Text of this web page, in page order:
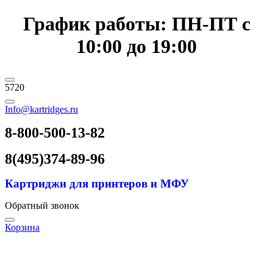
График работы: ПН-ПТ с
10:00 до 19:00
5720
Info@kartridges.ru
8-800-500-13-82
8(495)374-89-96
Картриджи для принтеров и МФУ
Обратный звонок
Корзина